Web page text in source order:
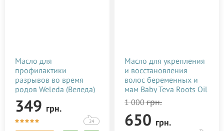
Масло для
профилактики
разрывов во время
родов Weleda (Веледа)
50 мл
349 грн.
24
Масло для укрепления
и восстановления
волос беременных и
мам Baby Teva Roots Oil
10 мл
1 000грн.
650 грн.